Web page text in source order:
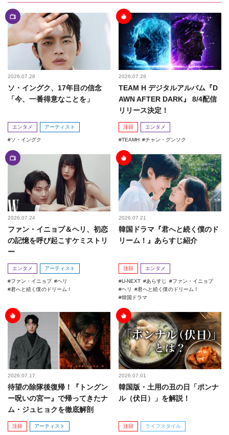
2026.07.28
ソ・イングク、17年目の信念
「今、一番得意なことを」
エンタメ アーティスト
ソ・イングク
2026.07.28
TEAM H デジタルアルバム『D
AWN AFTER DARK』 8/4配信
リリース決定！
注目 エンタメ
TEAMH チャン・グンソク
2026.07.24
ファン・イニョプ＆ヘリ、初恋
の記憶を呼び起こすケミストリ
ー
エンタメ アーティスト
ファン・イニョプ
ヘリ
君へと続く僕のドリーム！
2026.07.21
韓国ドラマ『君へと続く僕のド
リーム！』あらすじ紹介
注目 エンタメ
U-NEXT あらすじ
ファン・イニョプ
ヘリ
君へと続く僕のドリーム！
韓国ドラマ
2026.07.17
待望の除隊後復帰！『トングン
ー呪いの宮ー』で帰ってきたナ
ム・ジュヒョクを徹底解剖
注目 アーティスト
2026.07.01
韓国版・土用の丑の日「ポンナ
ル（伏日）」を解説！
注目 ライフスタイル